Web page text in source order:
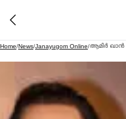
Home/News/Janayugom Online/